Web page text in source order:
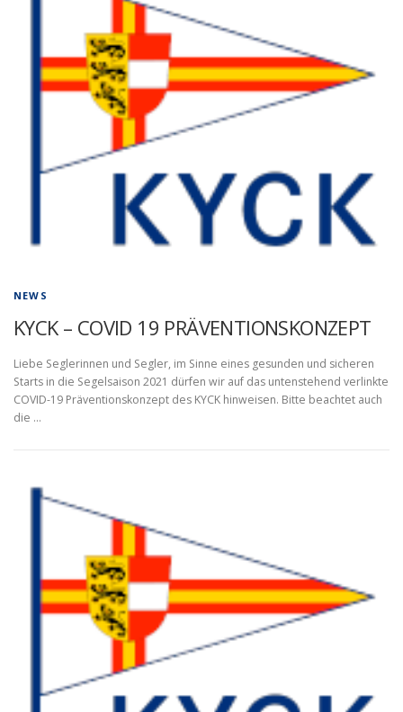
NEWS
KYCK – COVID 19 PRÄVENTIONSKONZEPT
Liebe Seglerinnen und Segler, im Sinne eines gesunden und sicheren
Starts in die Segelsaison 2021 dürfen wir auf das untenstehend verlinkte
COVID-19 Präventionskonzept des KYCK hinweisen. Bitte beachtet auch
die …